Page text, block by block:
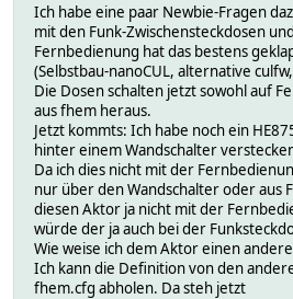
Ich habe eine paar Newbie-Fragen
mit den Funk-Zwischensteckdosen
Fernbedienung hat das bestens
(Selbstbau-nanoCUL, alternative
Die Dosen schalten jetzt sowohl auf
aus fhem heraus.
Jetzt kommts: Ich habe noch ein
hinter einem Wandschalter
Da ich dies nicht mit der
nur über den Wandschalter oder aus
diesen Aktor ja nicht mit der
würde der ja auch bei der
Wie weise ich dem Aktor einen
Ich kann die Definition von den
fhem.cfg abholen. Da steh jetzt